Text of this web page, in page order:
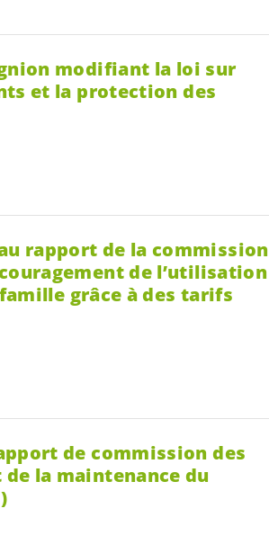
modifiant la loi sur
et la protection des
rapport de la commission
de l’utilisation
grâce à des tarifs
de commission des
la maintenance du